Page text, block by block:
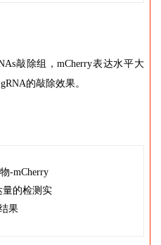
敲除组，mCherry表达水平大
的敲除效果。